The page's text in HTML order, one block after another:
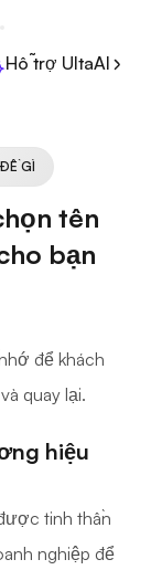
Hỗ trợ UltaAI
GÌ
tên
bạn
để khách
quay lại.
hiệu
tinh thần
nghiệp để